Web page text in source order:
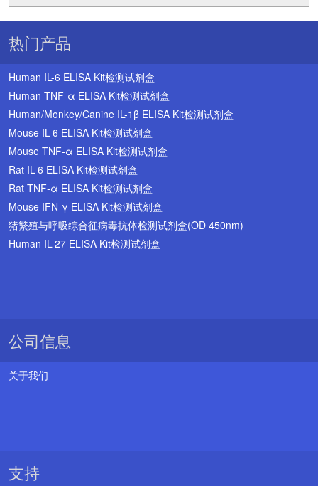
热门产品
Human IL-6 ELISA Kit检测试剂盒
Human TNF-α ELISA Kit检测试剂盒
Human/Monkey/Canine IL-1β ELISA Kit检测试剂盒
Mouse IL-6 ELISA Kit检测试剂盒
Mouse TNF-α ELISA Kit检测试剂盒
Rat IL-6 ELISA Kit检测试剂盒
Rat TNF-α ELISA Kit检测试剂盒
Mouse IFN-γ ELISA Kit检测试剂盒
猪繁殖与呼吸综合征病毒抗体检测试剂盒(OD 450nm)
Human IL-27 ELISA Kit检测试剂盒
公司信息
关于我们
支持